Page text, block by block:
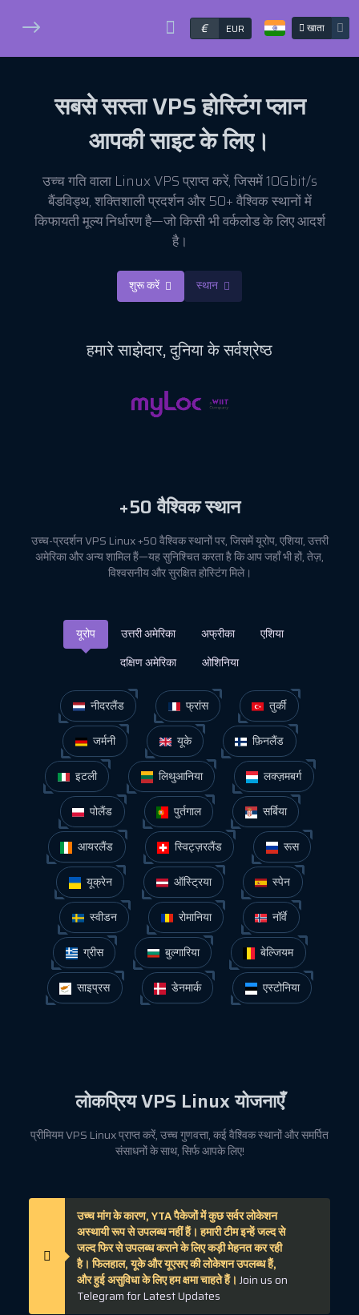
€ EUR खाता
सबसे सस्ताVPS होस्टिंगप्लान
आपकी साइट के लिए।
उच्च गति वाला Linux VPS प्राप्त करें, जिसमें 10Gbit/s
बैंडविड्थ, शक्तिशाली प्रदर्शन और 50+ वैश्विक स्थानों में
किफायती मूल्य निर्धारण है—जो किसी भी वर्कलोड के लिए आदर्श
है।
शुरू करें स्थान
हमारेसाझेदार,दुनिया के सर्वश्रेष्ठ
+50वैश्विक स्थान
उच्च-प्रदर्शन VPS Linux +50 वैश्विक स्थानों पर, जिसमें यूरोप, एशिया, उत्तरी
अमेरिका और अन्य शामिल हैं—यह सुनिश्चित करता है कि आप जहाँ भी हों, तेज़,
विश्वसनीय और सुरक्षित होस्टिंग मिले।
यूरोप उत्तरी अमेरिका अफ्रीका
एशिया
दक्षिण अमेरिका
ओशिनिया
नीदरलैंड फ्रांस
तुर्की
जर्मनी
यूके
फ़िनलैंड
इटली
लिथुआनिया
लक्ज़मबर्ग
पोलैंड
पुर्तगाल
सर्बिया
आयरलैंड
स्विट्ज़रलैंड
रूस
यूक्रेन
ऑस्ट्रिया
स्पेन
स्वीडन
रोमानिया
नॉर्वे
ग्रीस
बुल्गारिया
बेल्जियम
साइप्रस
डेनमार्क एस्टोनिया
लोकप्रियVPS Linuxयोजनाएँ
प्रीमियम VPS Linux प्राप्त करें, उच्च गुणवत्ता, कई वैश्विक स्थानों और समर्पित
संसाधनों के साथ, सिर्फ आपके लिए!
उच्च मांग के कारण, YTA पैकेजों में कुछ सर्वर लोकेशन
अस्थायी रूप से उपलब्ध नहीं हैं। हमारी टीम इन्हें जल्द से
जल्द फिर से उपलब्ध कराने के लिए कड़ी मेहनत कर रही
है। फिलहाल, यूके और यूएसए की लोकेशन उपलब्ध हैं,
और हुई असुविधा के लिए हम क्षमा चाहते हैं। Join us on
Telegram for Latest Updates